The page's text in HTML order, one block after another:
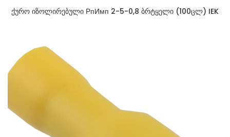
ქურო იზოლირებული РпИмп 2-5-0,8 ბრტყელი (100ცლ) IEK